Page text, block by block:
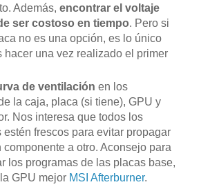
Además, encontrar el voltaje
ser costoso en tiempo. Pero si
no es una opción, es lo único
hacer una vez realizado el primer
de ventilación en los
la caja, placa (si tiene), GPU y
Nos interesa que todos los
estén frescos para evitar propagar
componente a otro. Aconsejo para
los programas de las placas base,
GPU mejor MSI Afterburner.